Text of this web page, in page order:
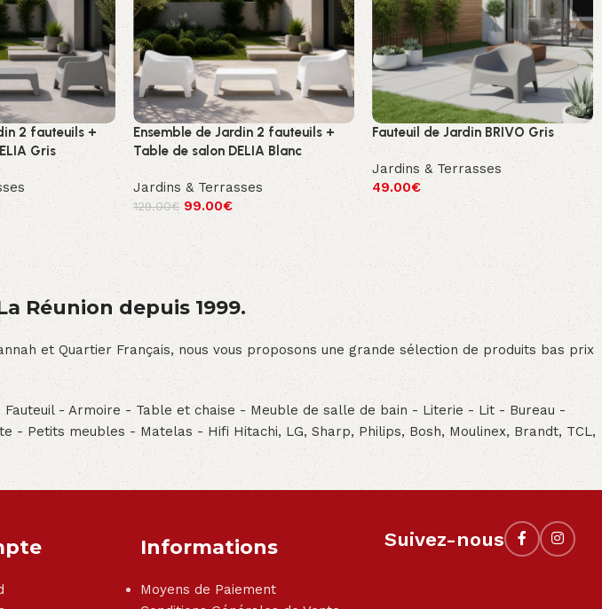
2 fauteuils +
Gris
Ensemble de Jardin 2 fauteuils +
Table de salon DELIA Blanc
Jardins & Terrasses
129.00€ 99.00€
Fauteuil de Jardin BRIVO Gris
Jardins & Terrasses
49.00€
Réunion depuis 1999.
et Quartier Français, nous vous proposons une grande sélection de produits bas prix
- Armoire - Table et chaise - Meuble de salle de bain - Literie - Lit - Bureau -
Petits meubles - Matelas - Hifi Hitachi, LG, Sharp, Philips, Bosh, Moulinex, Brandt, TCL,
Informations
Moyens de Paiement
Suivez-nous